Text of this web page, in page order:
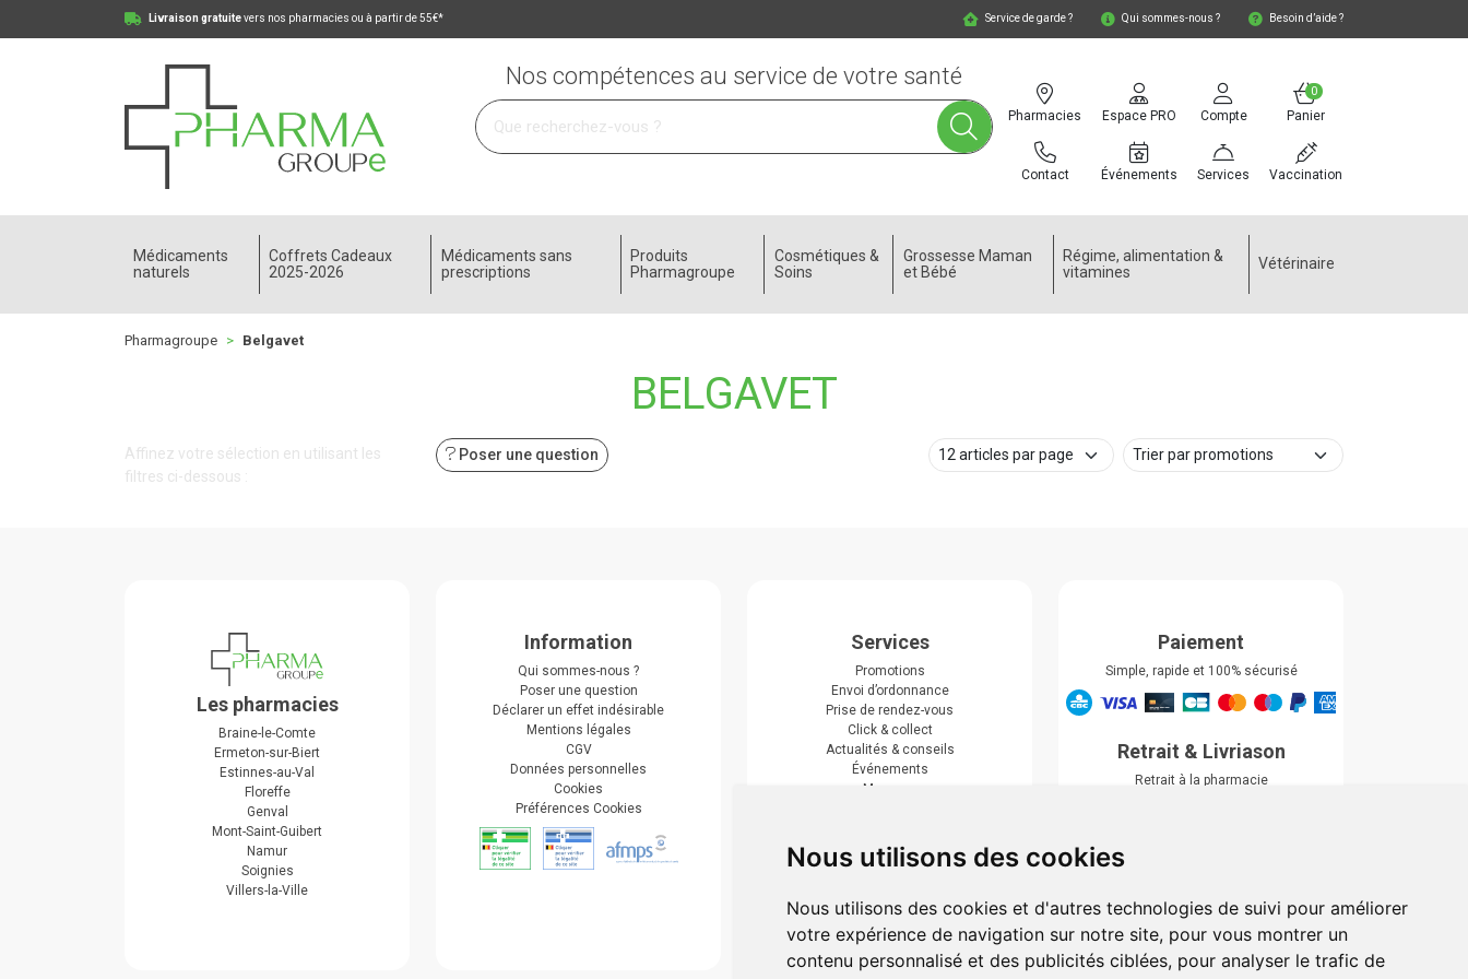
Nous utilisons des cookies
Nous utilisons des cookies et d'autres technologies de suivi pour améliorer
votre expérience de navigation sur notre site, pour vous montrer un
contenu personnalisé et des publicités ciblées, pour analyser le trafic de
Livraison gratuitevers nos pharmacies ou à partir de 55€* Service de garde ? Qui sommes-nous ? Besoin d’aide ?
Pharmagroupe Votre pharmacie en ligne à votre service
Pharmacies
Contact
Espace PRO
Événements
Compte
Services
Panier
0
Vaccination
Nos compétences au service de votre santé
Médicaments
naturels
Coffrets Cadeaux
2025-2026
Médicaments sans
prescriptions
Produits
Pharmagroupe
Cosmétiques &
Soins
Grossesse Maman
et Bébé
Régime, alimentation &
vitamines
Vétérinaire
Pharmagroupe Belgavet
BELGAVET
Poser une question
Affinez votre sélection en utilisant les
filtres ci-dessous :
Les pharmacies
Braine-le-Comte
Ermeton-sur-Biert
Estinnes-au-Val
Floreffe
Genval
Mont-Saint-Guibert
Namur
Soignies
Villers-la-Ville
Information
Qui sommes-nous ?
Poser une question
Déclarer un effet indésirable
Mentions légales
CGV
Données personnelles
Cookies
Préférences Cookies
Services
Promotions
Envoi d’ordonnance
Prise de rendez-vous
Click & collect
Actualités & conseils
Événements
Marques
Paiement
Simple, rapide et 100% sécurisé
Retrait & Livriason
Retrait à la pharmacie